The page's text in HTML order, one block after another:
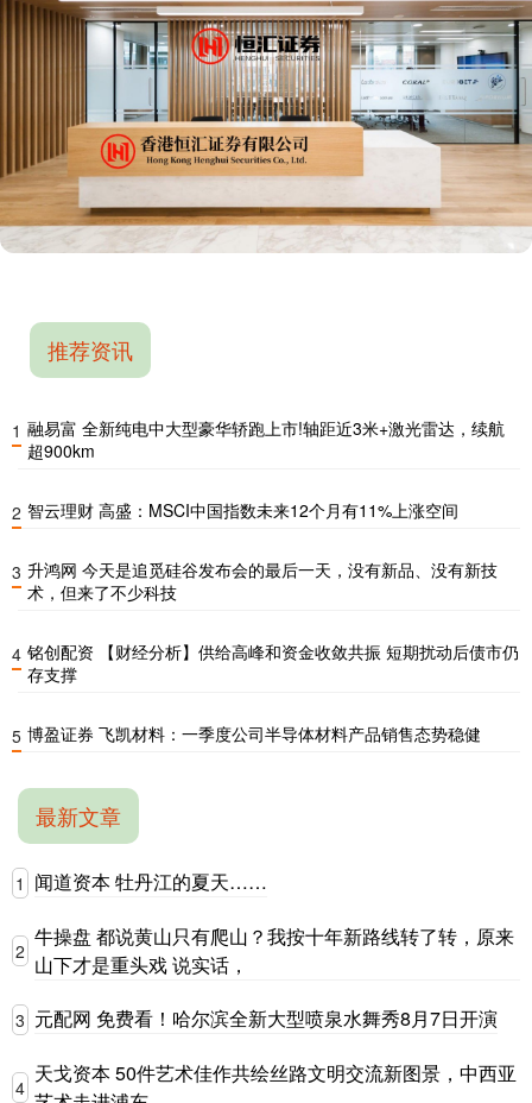
推荐资讯
1 融易富 全新纯电中大型豪华轿跑上市!轴距近3米+激光雷达，续航
超900km
2 智云理财 高盛：MSCI中国指数未来12个月有11%上涨空间
3 升鸿网 今天是追觅硅谷发布会的最后一天，没有新品、没有新技
术，但来了不少科技
4 铭创配资 【财经分析】供给高峰和资金收敛共振 短期扰动后债市仍
存支撑
5 博盈证券 飞凯材料：一季度公司半导体材料产品销售态势稳健
最新文章
1 闻道资本 牡丹江的夏天……
2
牛操盘 都说黄山只有爬山？我按十年新路线转了转，原来
山下才是重头戏 说实话，
3 元配网 免费看！哈尔滨全新大型喷泉水舞秀8月7日开演
4
天戈资本 50件艺术佳作共绘丝路文明交流新图景，中西亚